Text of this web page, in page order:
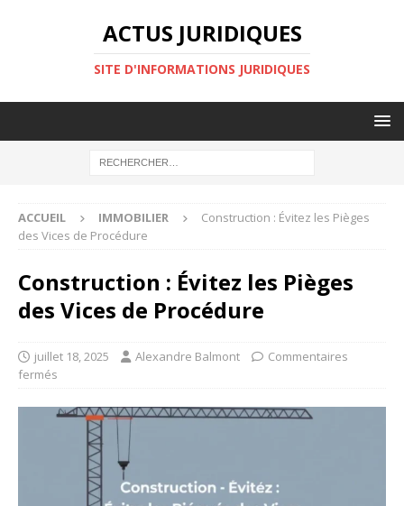
ACTUS JURIDIQUES
SITE D'INFORMATIONS JURIDIQUES
ACCUEIL IMMOBILIER
Construction : Évitez les Pièges
des Vices de Procédure
Construction : Évitez les Pièges
des Vices de Procédure
juillet 18, 2025 Alexandre Balmont
Commentaires
fermés